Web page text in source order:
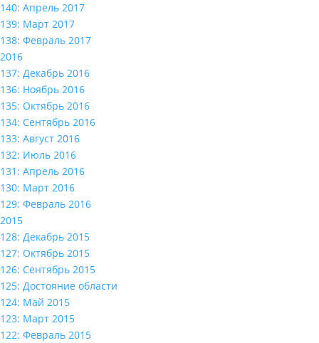
140: Апрель 2017
139: Март 2017
138: Февраль 2017
2016
137: Декабрь 2016
136: Ноябрь 2016
135: Октябрь 2016
134: Сентябрь 2016
133: Август 2016
132: Июль 2016
131: Апрель 2016
130: Март 2016
129: Февраль 2016
2015
128: Декабрь 2015
127: Октябрь 2015
126: Сентябрь 2015
125: Достояние области
124: Май 2015
123: Март 2015
122: Февраль 2015